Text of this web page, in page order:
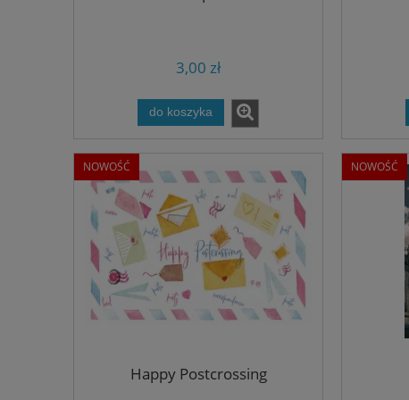
3,00 zł
do koszyka
Happy Postcrossing
NOWOŚĆ NOWOŚĆ